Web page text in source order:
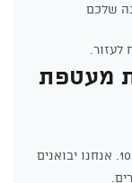
שלכם
מעטפת
כן, כל המוצרים באלפיין סטייל הם מקוריים 100%. אנחנו יבואנים